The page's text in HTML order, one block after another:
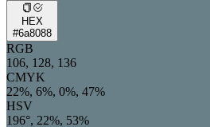
HEX
#6a8088
RGB
106, 128, 136
CMYK
22%, 6%, 0%, 47%
HSV
196°, 22%, 53%